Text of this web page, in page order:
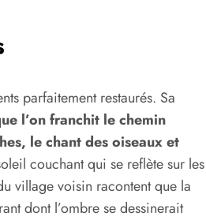
parfaitement restaurés. Sa
l’on franchit le chemin
le chant des oiseaux et
couchant qui se reflète sur les
village voisin racontent que la
dont l’ombre se dessinerait